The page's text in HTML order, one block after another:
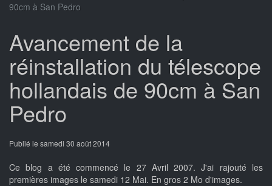
90cm à San Pedro
Avancement de la
réinstallation du télescope
hollandais de 90cm à San
Pedro
Publié le samedi 30 août 2014
Ce blog a été commencé le 27 Avril 2007. J'ai rajouté les
premières images le samedi 12 Mai. En gros 2 Mo d'images.